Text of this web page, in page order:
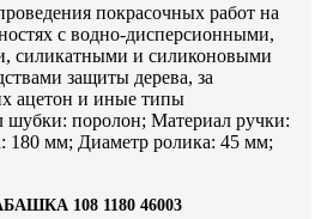
покрасочных работ на
с водно-дисперсионными,
силикатными и силиконовыми
защиты дерева, за
ацетон и иные типы
шубки: поролон; Материал ручки:
180 мм; Диаметр ролика: 45 мм;
108 1180 46003